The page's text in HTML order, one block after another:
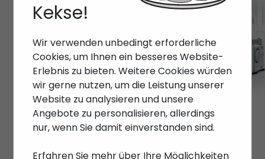
Anfang> Marken >
Kekse!
Wir verwenden unbedingt erforderliche
Cookies, um Ihnen ein besseres Website-
Erlebnis zu bieten. Weitere Cookies würden
wir gerne nutzen, um die Leistung unserer
Website zu analysieren und unsere
Angebote zu personalisieren, allerdings
nur, wenn Sie damit einverstanden sind.
Erfahren Sie mehr über Ihre Möglichkeiten